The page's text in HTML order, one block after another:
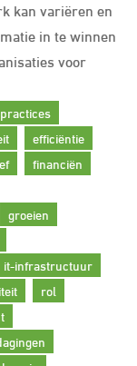
kan variëren en
in te winnen
voor
efficiëntie
financiën
groeien
it-infrastructuur
rol